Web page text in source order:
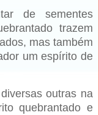
de sementes
trazem
mas também
um espírito de
outras na
quebrantado e